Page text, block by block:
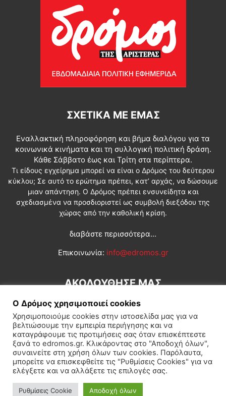
ΣΧΕΤΙΚΆ ΜΕ ΕΜΆΣ
Εναλλακτική πληροφόρηση και βήμα διαλόγου για τα
κοινωνικά κινήματα και τη συλλογική πολιτική δράση.
Κάθε Σάββατο έως και Τρίτη στα περίπτερα.
Τι είδους εγχείρημα μπορεί να είναι ο Δρόμος του δεύτερου
κύκλου; Σε αυτό το ερώτημα πρέπει, κατ’ αρχάς, να δώσουμε
μιαν απάντηση. Ο Δρόμος πρέπει ενσυνείδητα και
σχεδιασμένα να προσδιοριστεί ως συμβολή διεξόδου της
χώρας από την καθολική κρίση.
διαβάστε περισσότερα...
Επικοινωνία: info@edromos.gr
ΑΚΟΛΟΥΘΗΣΕ ΜΑΣ
Εγγραφή συνδρομητή Πολιτική Διεθνή Κοινωνία
Πολιτισμός Αφιερώματα
Ο Δρόμος χρησιμοποιεί cookies
Χρησιμοποιούμε cookies στην ιστοσελίδα μας για να
βελτιώσουμε την εμπειρία περιήγησης και να
καταγράφουμε τις προτιμήσεις σας όταν επισκέπτεστε
ξανά το edromos.gr. Κλικάροντας στο "Αποδοχή όλων",
συναινείτε στη χρήση όλων των cookies. Παρόλαυτα,
μπορείτε να επισκεφθείτε τις "Ρυθμίσεις Cookies" για να
ελέγξετε και να αλλάξετε τις επιλογές σας.
Ρυθμίσεις Cookie Αποδοχή όλων